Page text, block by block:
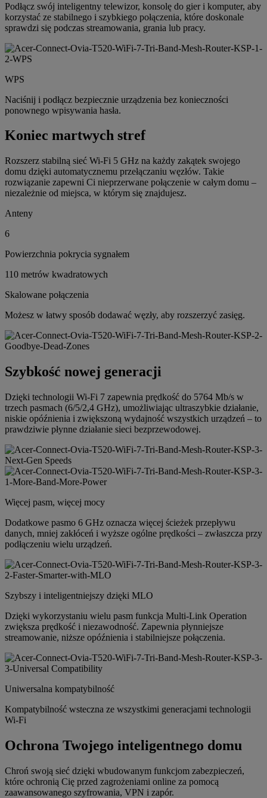
Podłącz swój inteligentny telewizor, konsolę do gier i komputer, aby
korzystać ze stabilnego i szybkiego połączenia, które doskonale
sprawdzi się podczas streamowania, grania lub pracy.
WPS
Naciśnij i podłącz bezpiecznie urządzenia bez konieczności
ponownego wpisywania hasła.
Koniec martwych stref
Rozszerz stabilną sieć Wi-Fi 5 GHz na każdy zakątek swojego
domu dzięki automatycznemu przełączaniu węzłów. Takie
rozwiązanie zapewni Ci nieprzerwane połączenie w całym domu –
niezależnie od miejsca, w którym się znajdujesz.
Anteny
6
Powierzchnia pokrycia sygnałem
110 metrów kwadratowych
Skalowane połączenia
Możesz w łatwy sposób dodawać węzły, aby rozszerzyć zasięg.
Szybkość nowej generacji
Dzięki technologii Wi-Fi 7 zapewnia prędkość do 5764 Mb/s w
trzech pasmach (6/5/2,4 GHz), umożliwiając ultraszybkie działanie,
niskie opóźnienia i zwiększoną wydajność wszystkich urządzeń – to
prawdziwie płynne działanie sieci bezprzewodowej.
Więcej pasm, więcej mocy
Dodatkowe pasmo 6 GHz oznacza więcej ścieżek przepływu
danych, mniej zakłóceń i wyższe ogólne prędkości – zwłaszcza przy
podłączeniu wielu urządzeń.
Szybszy i inteligentniejszy dzięki MLO
Dzięki wykorzystaniu wielu pasm funkcja Multi-Link Operation
zwiększa prędkość i niezawodność. Zapewnia płynniejsze
streamowanie, niższe opóźnienia i stabilniejsze połączenia.
Uniwersalna kompatybilność
Kompatybilność wsteczna ze wszystkimi generacjami technologii
Wi-Fi
Ochrona Twojego inteligentnego domu
Chroń swoją sieć dzięki wbudowanym funkcjom zabezpieczeń,
które ochronią Cię przed zagrożeniami online za pomocą
zaawansowanego szyfrowania, VPN i zapór.